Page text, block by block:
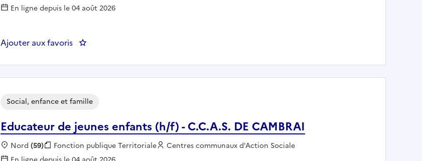
En ligne depuis le 04 août 2026
Ajouter aux favoris : Un(e) responsable CCAS/Service Séniors/Vie Sociale et Partagée - MAIRIE DE CANOHES
Educateur de jeunes enfants (h/f) - C.C.A.S. DE CAMBRAI
Social, enfance et famille
Localisation :
Nord(59) Fonction publique :
Fonction publique Territoriale Employeur :
Centres communaux d'Action Sociale